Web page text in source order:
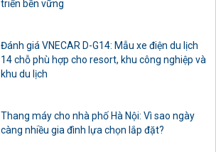
triển bền vững
Đánh giá VNECAR D-G14: Mẫu xe điện du lịch
14 chỗ phù hợp cho resort, khu công nghiệp và
khu du lịch
Thang máy cho nhà phố Hà Nội: Vì sao ngày
càng nhiều gia đình lựa chọn lắp đặt?